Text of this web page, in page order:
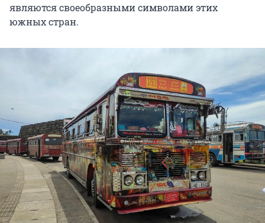
являются своеобразными символами этих
южных стран.